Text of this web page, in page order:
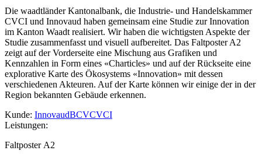
Die waadtländer Kantonalbank, die Industrie- und Handelskammer
CVCI und Innovaud haben gemeinsam eine Studie zur Innovation
im Kanton Waadt realisiert. Wir haben die wichtigsten Aspekte der
Studie zusammenfasst und visuell aufbereitet. Das Faltposter A2
zeigt auf der Vorderseite eine Mischung aus Grafiken und
Kennzahlen in Form eines «Charticles» und auf der Rückseite eine
explorative Karte des Ökosystems «Innovation» mit dessen
verschiedenen Akteuren. Auf der Karte können wir einige der in der
Region bekannten Gebäude erkennen.
Kunde: InnovaudBCVCVCI
Leistungen:
Faltposter A2